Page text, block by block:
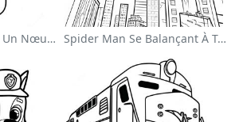
Jolie Hello Kitty Avec Un Nœud Page À Colorier Spider Man Se Balançant À Travers La Ville Page À Colorier